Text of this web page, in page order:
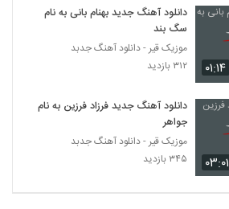
دانلود آهنگ رضا یوسفی مرگ تدریجی
Hatta Yek Nafar)
۲۱۱ بازدید
دانلود آهنگ جدید و زیبای میثم ابراهیمی با نام
روشن کن
۲۶۵ بازدید
۰۱:۱۴
دانلود آهنگ جدید بهنام بانی به نام
سگ بند
موزیک قیر - دانلود آهنگ جدبد
۳۱۲ بازدید
۰۳:۰۱
دانلود آهنگ جدید فرزاد فرزین به نام
جواهر
موزیک قیر - دانلود آهنگ جدبد
۳۴۵ بازدید